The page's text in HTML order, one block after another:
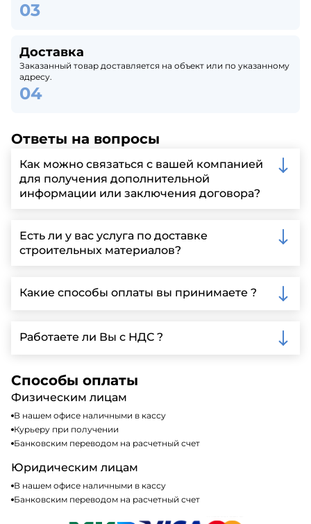
Доставка
Заказанный товар доставляется на объект или по указанному
адресу.
Ответы на вопросы
Как можно связаться с вашей компанией
для получения дополнительной
информации или заключения договора?
запрос через нашу официальную почту или
заполнить форму на нашем сайте для более
детальной информации и организации встречи.
Есть ли у вас услуга по доставке
строительных материалов?
Ленинградской области, у нас собственный
автопарк, для обеспечения быстрой и надежной
Какие способы оплаты вы принимаете ?
включая наличные, банковские переводы,
кредитные карты. Подробную информацию о
Работаете ли Вы с НДС ?
налогообложения, т.е с НДС 20%
Способы оплаты
Физическим лицам
В нашем офисе наличными в кассу
Курьеру при получении
Банковским переводом на расчетный счет
Юридическим лицам
В нашем офисе наличными в кассу
Банковским переводом на расчетный счет